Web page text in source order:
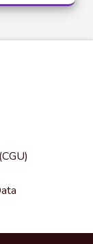
étudiante